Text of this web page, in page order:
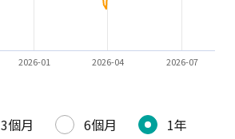
2026-01 2026-04 2026-07
3個月 6個月
1年